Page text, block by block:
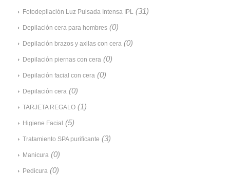
Fotodepilación Luz Pulsada Intensa IPL (31)
Depilación cera para hombres (0)
Depilación brazos y axilas con cera (0)
Depilación piernas con cera (0)
Depilación facial con cera (0)
Depilación cera (0)
TARJETA REGALO (1)
Higiene Facial (5)
Tratamiento SPA purificante (3)
Manicura (0)
Pedicura (0)